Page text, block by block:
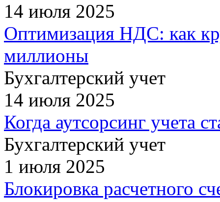
14 июля 2025
Оптимизация НДС: как
миллионы
Бухгалтерский учет
14 июля 2025
Когда аутсорсинг учета
Бухгалтерский учет
1 июля 2025
Блокировка расчетного